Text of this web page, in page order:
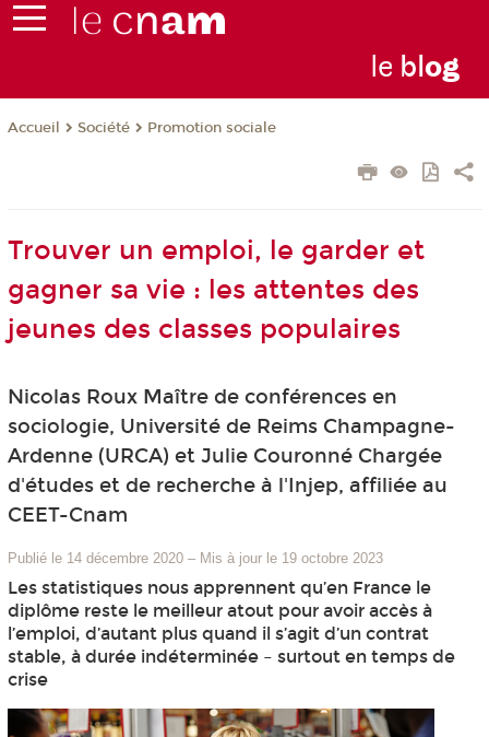
le blog
Accueil Société Promotion sociale
Trouver un emploi, le garder et
gagner sa vie : les attentes des
jeunes des classes populaires
Nicolas Roux Maître de conférences en
sociologie, Université de Reims Champagne-
Ardenne (URCA) et Julie Couronné Chargée
d'études et de recherche à l'Injep, affiliée au
CEET-Cnam
Publié le 14 décembre 2020 – Mis à jour le 19 octobre 2023
Les statistiques nous apprennent qu’en France le
diplôme reste le meilleur atout pour avoir accès à
l’emploi, d’autant plus quand il s’agit d’un contrat
stable, à durée indéterminée – surtout en temps de
crise